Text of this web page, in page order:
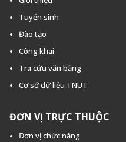
Tuyển sinh
Đào tạo
Công khai
Tra cứu văn bằng
Cơ sở dữ liệu TNUT
ĐƠN VỊ TRỰC THUỘC
Đơn vị chức năng